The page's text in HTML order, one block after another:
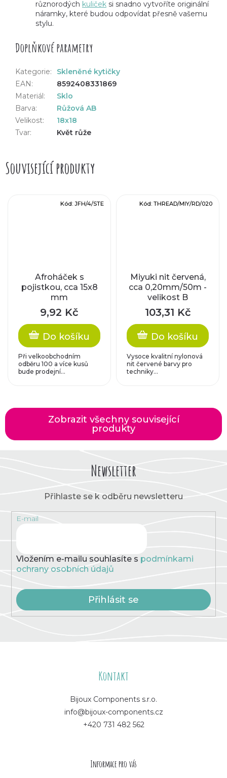
různorodých kuliček si snadno vytvoříte originální
náramky, které budou odpovídat přesně vašemu
stylu.
Doplňkové parametry
Kategorie:
Skleněné kytičky
EAN:
8592408331869
Materiál:
Sklo
Barva:
Růžová AB
Velikost:
18x18
Tvar: Květ růže
Související produkty
Afroháček s
pojistkou, cca 15x8
mm
9,92 Kč
Do košíku
Při velkoobchodním
odběru 100 a více kusů
bude prodejní...
Kód: JFH/4/STE
Miyuki nit červená,
cca 0,20mm/50m -
velikost B
103,31 Kč
Do košíku
Vysoce kvalitní nylonová
nit červené barvy pro
techniky...
Kód: THREAD/MIY/RD/020
Zobrazit všechny související
produkty
Newsletter
Přihlaste se k odběru newsletteru
E-mail
Vložením e-mailu souhlasíte s podmínkami
ochrany osobních údajů
Přihlásit se
Kontakt
Bijoux Components s.r.o.
info@bijoux-components.cz
+420 731 482 562
Informace pro vás